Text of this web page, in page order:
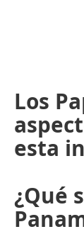
Los
esta
¿Qué